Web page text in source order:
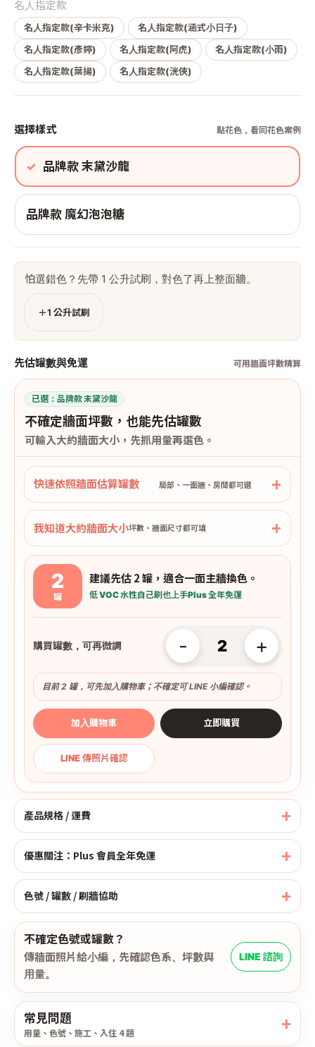
名人指定款
名人指定款(辛卡米克)
名人指定款(涵式小日子)
名人指定款(彥婷)
名人指定款(阿虎)
名人指定款(小雨)
名人指定款(葉揚)
名人指定款(洸俠)
選擇樣式 點花色，看同花色案例
品牌款 末黛沙龍
品牌款 魔幻泡泡糖
怕選錯色？先帶 1 公升試刷，對色了再上整面牆。
＋1 公升試刷
先估罐數與免運 可用牆面坪數精算
已選： 品牌款 末黛沙龍
不確定牆面坪數，也能先估罐數
可輸入大約牆面大小，先抓用量再選色。
快速依照牆面估算罐數 局部、一面牆、房間都可選
我知道大約牆面大小坪數、牆面尺寸都可填
2
罐
建議先估 2 罐，適合一面主牆換色。
低 VOC 水性自己刷也上手Plus 全年免運
購買罐數，可再微調 - +
目前 2 罐，可先加入購物車；不確定可 LINE 小編確認。
加入購物車 立即購買
LINE 傳照片確認
產品規格 / 運費
優惠關注：Plus 會員全年免運
色號 / 罐數 / 刷牆協助
不確定色號或罐數？
傳牆面照片給小編，先確認色系、坪數與
用量。
LINE 諮詢
常見問題
用量、色號、施工、入住 4 題